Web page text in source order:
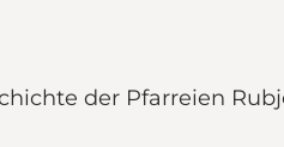
der Pfarreien